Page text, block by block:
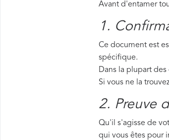
Avant d'entamer
1.
Ce document est
spécifique.
Dans la plupart des
Si vous ne la
2. Preuve
Qu'il s'agisse de
qui vous êtes pour